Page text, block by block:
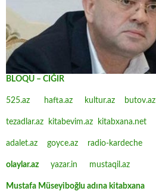
BLOQU – CIĞIR
525.az hafta.az kultur.az butov.az
tezadlar.az kitabevim.az kitabxana.net
adalet.az goyce.az radio-kardeche
olaylar.az yazar.in mustaqil.az
Mustafa Müseyiboğlu adına kitabxana